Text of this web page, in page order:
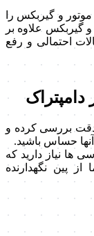
و گیربکس را
و گیربکس علاوه بر
احتمالی و رفع
دامپتراک
دقت بررسی کرده و
حساس باشید.
ها نیاز دارید که
از پین نگهدارنده